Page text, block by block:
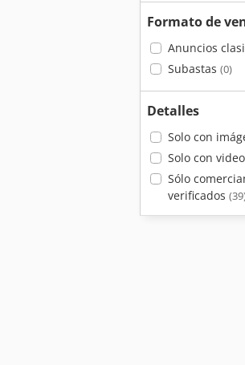
Formato de
Anuncios
Subastas (0)
Detalles
Solo con
Solo con
Sólo
verificados